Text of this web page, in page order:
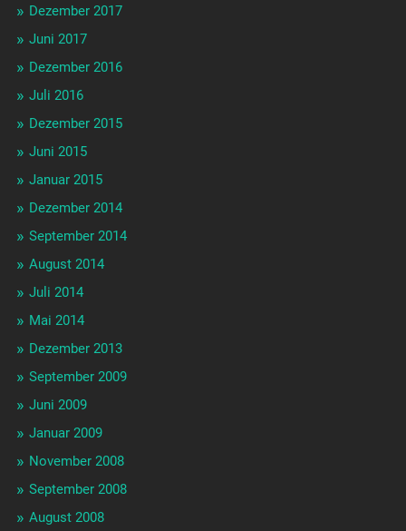
Dezember 2017
Juni 2017
Dezember 2016
Juli 2016
Dezember 2015
Juni 2015
Januar 2015
Dezember 2014
September 2014
August 2014
Juli 2014
Mai 2014
Dezember 2013
September 2009
Juni 2009
Januar 2009
November 2008
September 2008
August 2008